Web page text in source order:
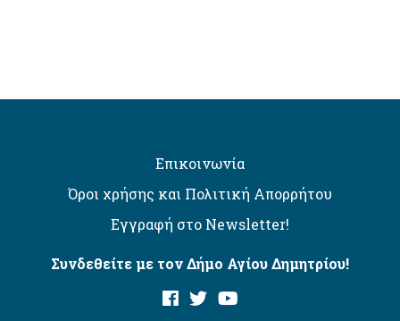
Επικοινωνία
Όροι χρήσης και Πολιτική Απορρήτου
Εγγραφή στο Newsletter!
Συνδεθείτε με τον Δήμο Αγίου Δημητρίου!